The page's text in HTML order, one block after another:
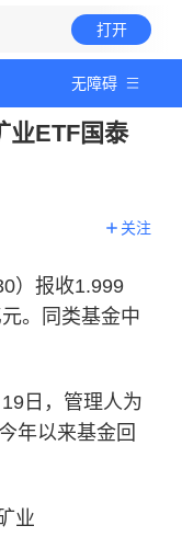
打开
无障碍
业ETF国泰
关注
）报收1.999
。同类基金中
日，管理人为
年以来基金回
业